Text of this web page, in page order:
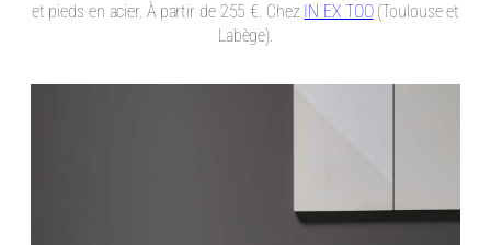
et pieds en acier. À partir de 255 €. Chez IN EX TOO(Toulouse et
Labège).